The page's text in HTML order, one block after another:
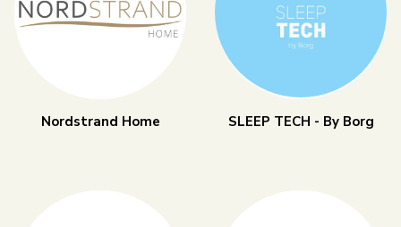
Nordstrand Home SLEEP TECH - By Borg